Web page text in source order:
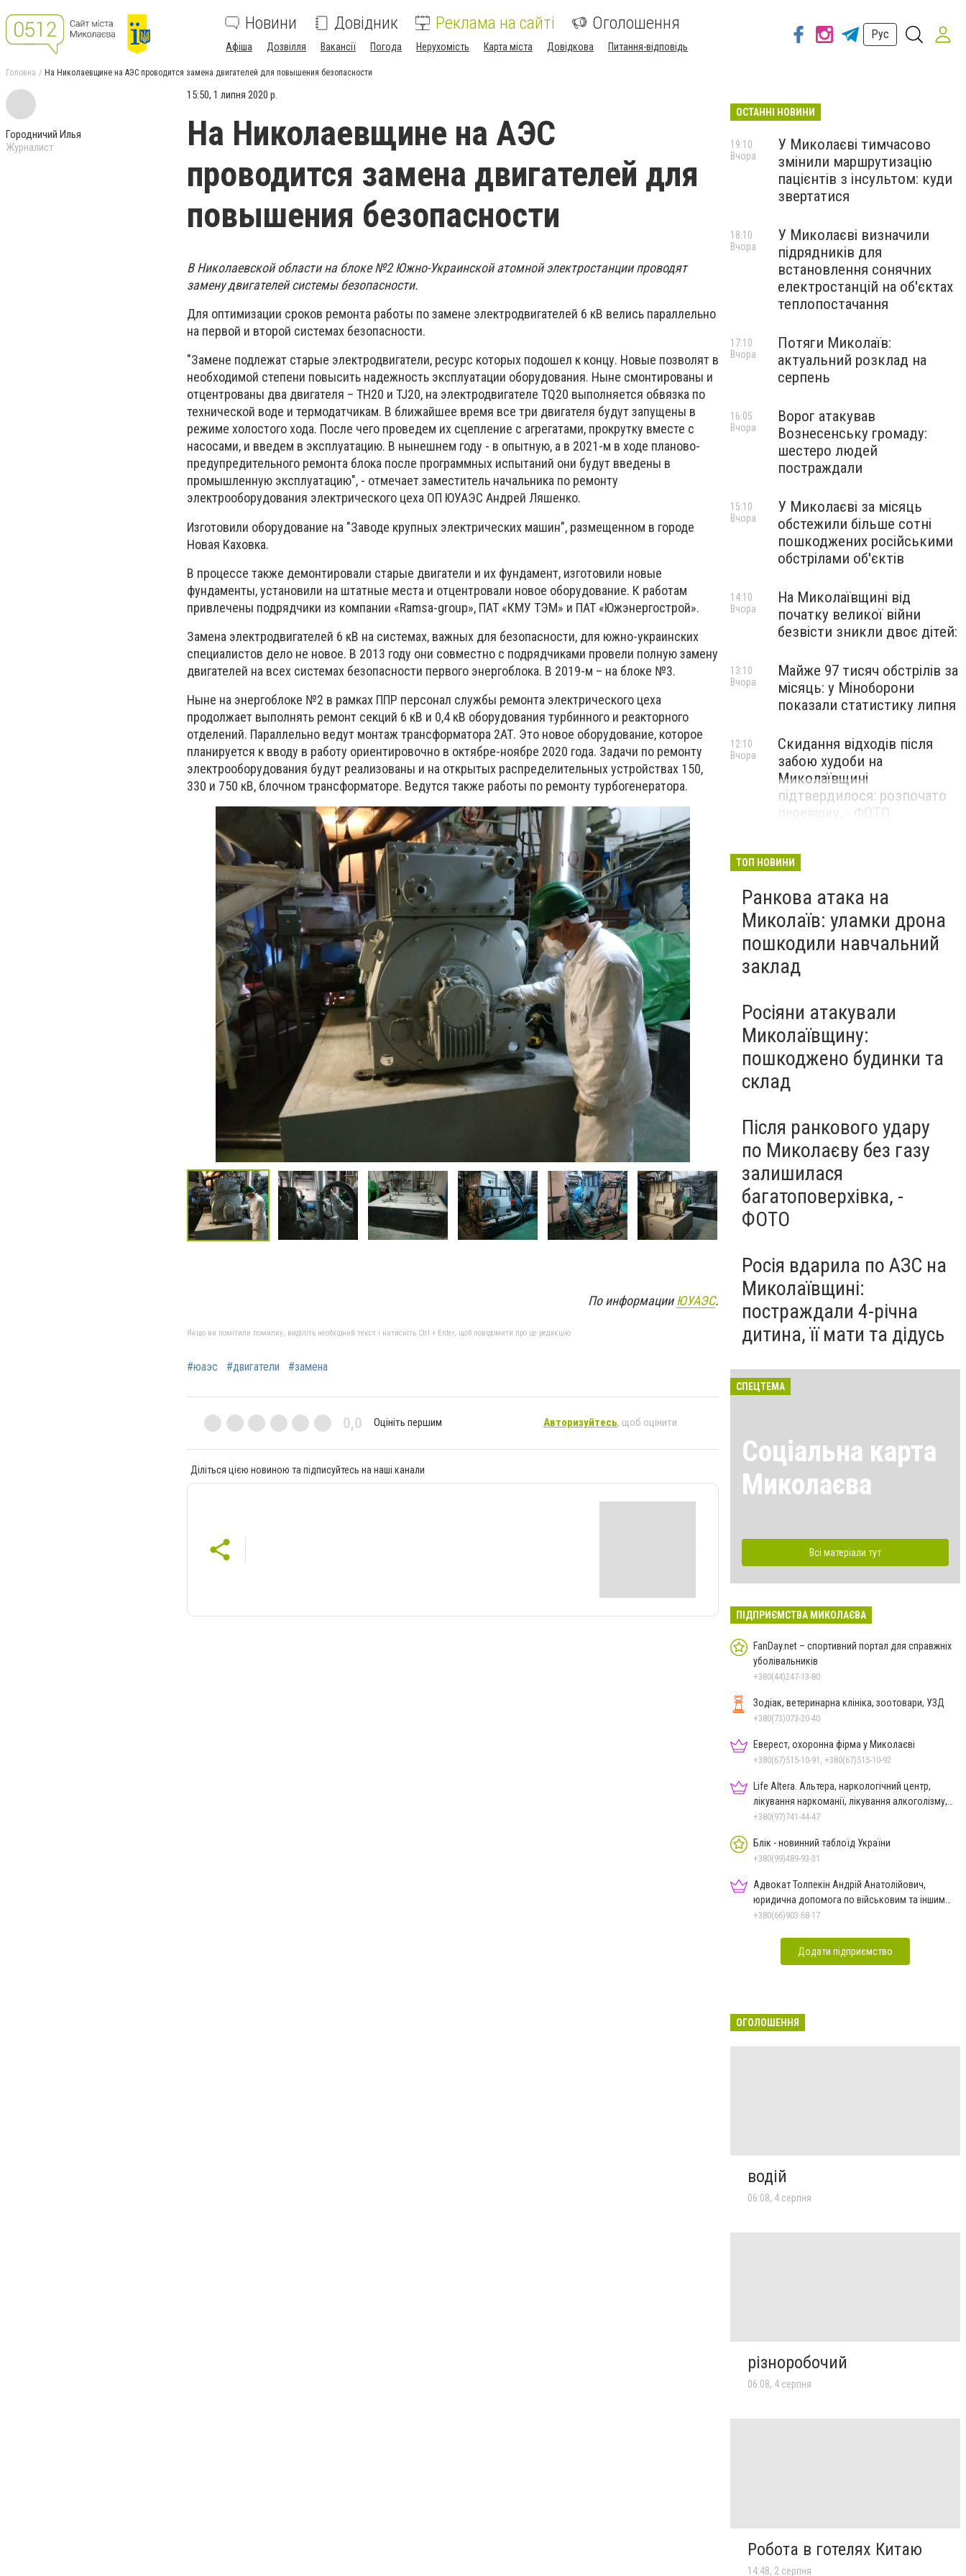
Новини Довідник Реклама на сайті Оголошення
Афіша Дозвілля Вакансії Погода Нерухомість Карта міста Довідкова Питання-відповідь
Рус
Головна На Николаевщине на АЭС проводится замена двигателей для повышения безопасности
Городничий Илья
Журналист
15:50, 1 липня 2020 р.
На Николаевщине на АЭС
проводится замена двигателей для
повышения безопасности
В Николаевской области на блоке №2 Южно-Украинской атомной электростанции проводят
замену двигателей системы безопасности.
Для оптимизации сроков ремонта работы по замене электродвигателей 6 кВ велись параллельно
на первой и второй системах безопасности.
"Замене подлежат старые электродвигатели, ресурс которых подошел к концу. Новые позволят в
необходимой степени повысить надежность эксплуатации оборудования. Ныне смонтированы и
отцентрованы два двигателя – TH20 и TJ20, на электродвигателе TQ20 выполняется обвязка по
технической воде и термодатчикам. В ближайшее время все три двигателя будут запущены в
режиме холостого хода. После чего проведем их сцепление с агрегатами, прокрутку вместе с
насосами, и введем в эксплуатацию. В нынешнем году - в опытную, а в 2021-м в ходе планово-
предупредительного ремонта блока после программных испытаний они будут введены в
промышленную эксплуатацию", - отмечает заместитель начальника по ремонту
электрооборудования электрического цеха ОП ЮУАЭС Андрей Ляшенко.
Изготовили оборудование на "Заводе крупных электрических машин", размещенном в городе
Новая Каховка.
В процессе также демонтировали старые двигатели и их фундамент, изготовили новые
фундаменты, установили на штатные места и отцентровали новое оборудование. К работам
привлечены подрядчики из компании «Ramsa-group», ПАТ «КМУ ТЭМ» и ПАТ «Южэнергострой».
Замена электродвигателей 6 кВ на системах, важных для безопасности, для южно-украинских
специалистов дело не новое. В 2013 году они совместно с подрядчиками провели полную замену
двигателей на всех системах безопасности первого энергоблока. В 2019-м – на блоке №3.
Ныне на энергоблоке №2 в рамках ППР персонал службы ремонта электрического цеха
продолжает выполнять ремонт секций 6 кВ и 0,4 кВ оборудования турбинного и реакторного
отделений. Параллельно ведут монтаж трансформатора 2АТ. Это новое оборудование, которое
планируется к вводу в работу ориентировочно в октябре-ноябре 2020 года. Задачи по ремонту
электрооборудования будут реализованы и на открытых распределительных устройствах 150,
330 и 750 кВ, блочном трансформаторе. Ведутся также работы по ремонту турбогенератора.
По информацииЮУАЭС.
Якщо ви помітили помилку, виділіть необхідний текст і натисніть Ctrl + Enter, щоб повідомити про це редакцію
#юаэс #двигатели #замена
0,0 Оцініть першим Авторизуйтесь, щоб оцінити
Діліться цією новиною та підписуйтесь на наші канали
ОСТАННІ НОВИНИ
У Миколаєві тимчасово
змінили маршрутизацію
пацієнтів з інсультом: куди
звертатися
19:10
Вчора
У Миколаєві визначили
підрядників для
встановлення сонячних
електростанцій на об'єктах
теплопостачання
18:10
Вчора
Потяги Миколаїв:
актуальний розклад на
серпень
17:10
Вчора
Ворог атакував
Вознесенську громаду:
шестеро людей
постраждали
16:05
Вчора
У Миколаєві за місяць
обстежили більше сотні
пошкоджених російськими
обстрілами об'єктів
15:10
Вчора
На Миколаївщині від
початку великої війни
безвісти зникли двоє дітей:
14:10
Вчора
Майже 97 тисяч обстрілів за
місяць: у Міноборони
показали статистику липня
13:10
Вчора
Скидання відходів після
забою худоби на
Миколаївщині
підтвердилося: розпочато
перевірку, - ФОТО
12:10
Вчора
ТОП НОВИНИ
Ранкова атака на
Миколаїв: уламки дрона
пошкодили навчальний
заклад
Росіяни атакували
Миколаївщину:
пошкоджено будинки та
склад
Після ранкового удару
по Миколаєву без газу
залишилася
багатоповерхівка, -
ФОТО
Росія вдарила по АЗС на
Миколаївщині:
постраждали 4-річна
дитина, її мати та дідусь
СПЕЦТЕМА
Соціальна карта
Миколаєва
Всі матеріали тут
ПІДПРИЄМСТВА МИКОЛАЄВА
FanDay.net – спортивний портал для справжніх
уболівальників
+380(44)247-13-80
Зодіак, ветеринарна клініка, зоотовари, УЗД
+380(73)073-20-40
Еверест, охоронна фірма у Миколаєві
+380(67)515-10-91, +380(67)515-10-92
Life Altera. Альтера, наркологічний центр,
лікування наркоманії, лікування алкоголізму,
зняття ломки
+380(97)741-44-47
Блік - новинний таблоїд України
+380(99)489-93-31
Адвокат Толпекін Андрій Анатолійович,
юридична допомога по військовим та іншим
справам
+380(66)903-68-17
Додати підприємство
ОГОЛОШЕННЯ
водій
06:08, 4 серпня
різноробочий
06:08, 4 серпня
Робота в готелях Китаю
14:48, 2 серпня